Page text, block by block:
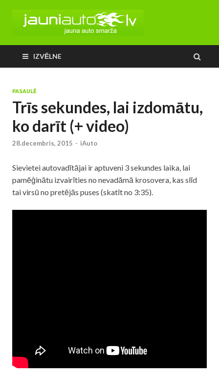
IZVĒLNE
PASAULĒ
Trīs sekundes, lai izdomātu,
ko darīt (+ video)
28.decembris, 2015 - iAuto
Sievietei autovadītājai ir aptuveni 3 sekundes laika, lai
pamēģinātu izvairīties no nevadāmā krosovera, kas slīd
tai virsū no pretējās puses (skatīt no 3:35).